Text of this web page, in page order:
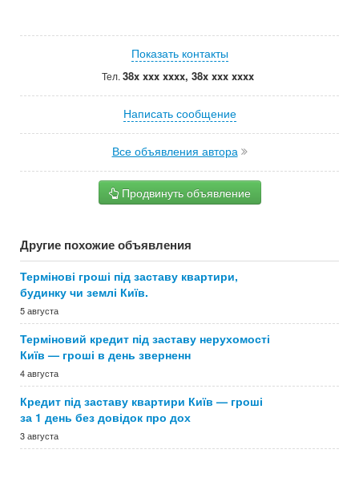
Показать контакты
Тел. 38x xxx xxxx, 38x xxx xxxx
Написать сообщение
Все объявления автора
Продвинуть объявление
Другие похожие объявления
Термінові гроші під заставу квартири,
будинку чи землі Київ.
5 августа
Терміновий кредит під заставу нерухомості
Київ — гроші в день зверненн
4 августа
Кредит під заставу квартири Київ — гроші
за 1 день без довідок про дох
3 августа